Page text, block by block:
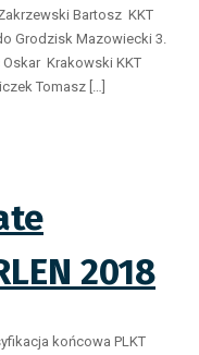
Bartosz KKT
Grodzisk Mazowiecki 3.
Oskar Krakowski KKT
Tomasz […]
2018
końcowa PLKT